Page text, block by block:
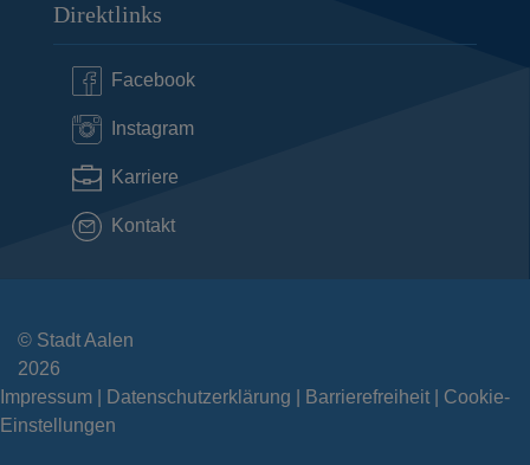
Direktlinks
Facebook
Instagram
Karriere
Kontakt
© Stadt Aalen
2026
Impressum
Datenschutzerklärung Barrierefreiheit
Cookie-
Einstellungen